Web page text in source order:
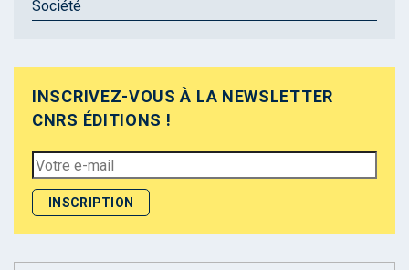
Société
INSCRIVEZ-VOUS À LA NEWSLETTER
CNRS ÉDITIONS !